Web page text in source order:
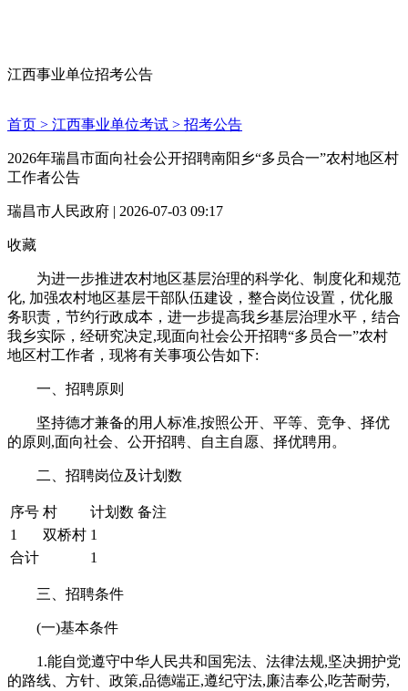
江西事业单位招考公告
首页 > 江西事业单位考试 > 招考公告
2026年瑞昌市面向社会公开招聘南阳乡“多员合一”农村地区村
工作者公告
瑞昌市人民政府 | 2026-07-03 09:17
收藏
为进一步推进农村地区基层治理的科学化、制度化和规范
化, 加强农村地区基层干部队伍建设，整合岗位设置，优化服
务职责，节约行政成本，进一步提高我乡基层治理水平，结合
我乡实际，经研究决定,现面向社会公开招聘“多员合一”农村
地区村工作者，现将有关事项公告如下:
一、招聘原则
坚持德才兼备的用人标准,按照公开、平等、竞争、择优
的原则,面向社会、公开招聘、自主自愿、择优聘用。
二、招聘岗位及计划数
序号 村 计划数 备注
1
双桥村 1
合计
1
三、招聘条件
(一)基本条件
1.能自觉遵守中华人民共和国宪法、法律法规,坚决拥护党
的路线、方针、政策,品德端正,遵纪守法,廉洁奉公,吃苦耐劳,